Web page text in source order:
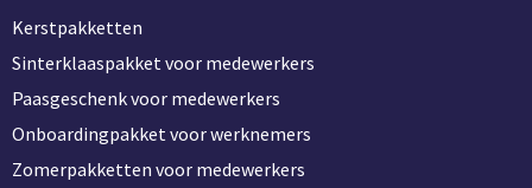
Kerstpakketten
Sinterklaaspakket voor medewerkers
Paasgeschenk voor medewerkers
Onboardingpakket voor werknemers
Zomerpakketten voor medewerkers